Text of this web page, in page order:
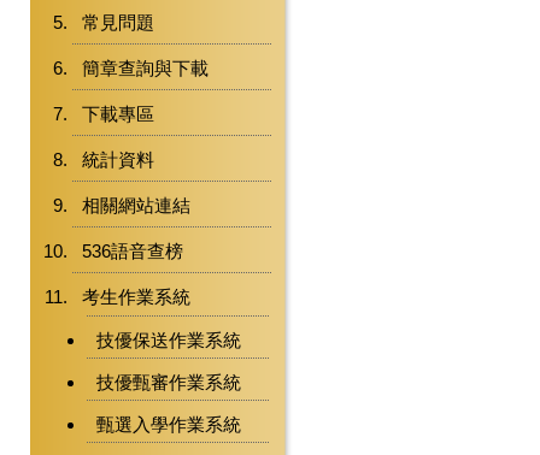
常見問題
簡章查詢與下載
下載專區
統計資料
相關網站連結
536語音查榜
考生作業系統
技優保送作業系統
技優甄審作業系統
甄選入學作業系統